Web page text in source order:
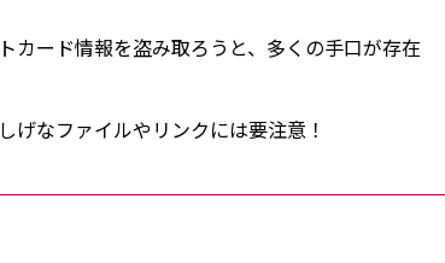
カード情報を盗み取ろうと、多くの手口が存在
げなファイルやリンクには要注意！